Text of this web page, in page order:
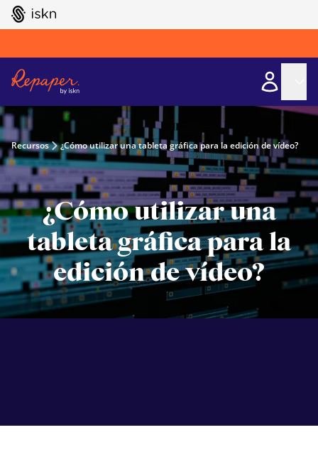
GO TO ISKN HOME
Recursos ¿Cómo utilizar una tableta gráfica para la edición de vídeo?
¿Cómo utilizar una
tableta gráfica para la
edición de vídeo?